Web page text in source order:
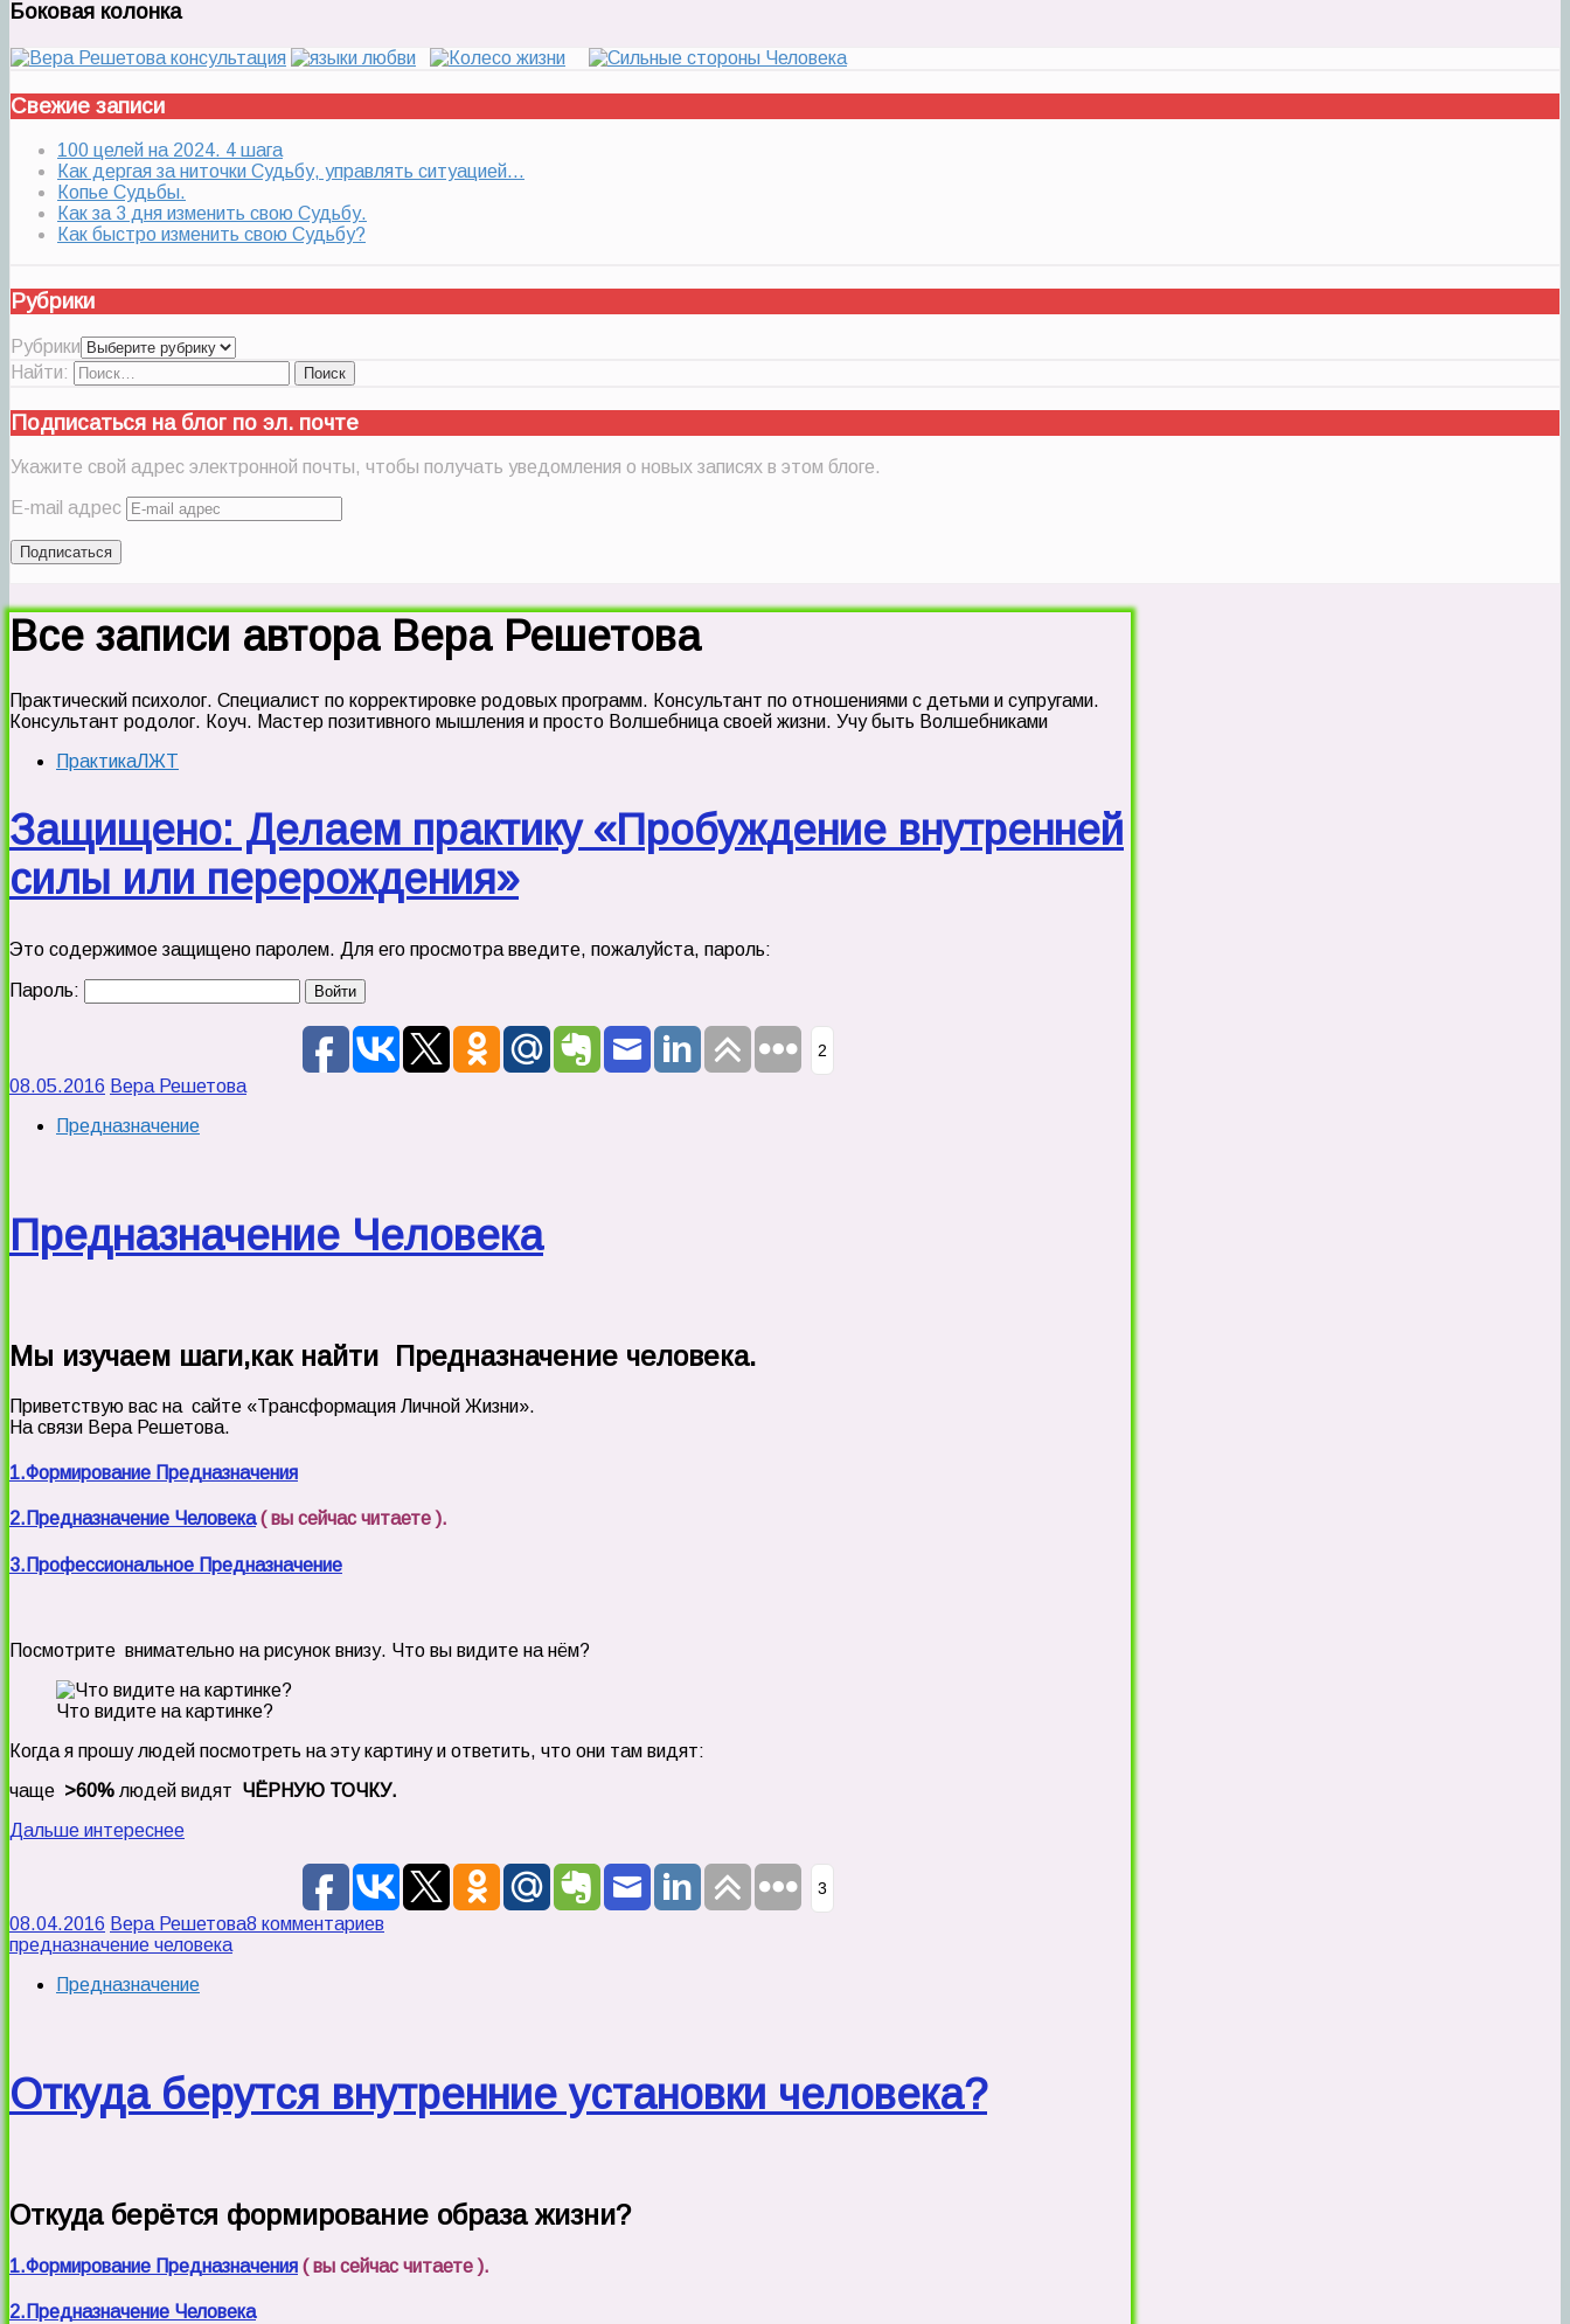
Боковая колонка
Свежие записи
100 целей на 2024. 4 шага
Как дергая за ниточки Судьбу, управлять ситуацией…
Копье Судьбы.
Как за 3 дня изменить свою Судьбу.
Как быстро изменить свою Судьбу?
Рубрики
Рубрики
Найти:
Подписаться на блог по эл. почте
Укажите свой адрес электронной почты, чтобы получать уведомления о новых записях в этом блоге.
E-mail адрес
Подписаться
Все записи автора Вера Решетова
Практический психолог. Специалист по корректировке родовых программ. Консультант по отношениями с детьми и супругами.
Консультант родолог. Коуч. Мастер позитивного мышления и просто Волшебница своей жизни. Учу быть Волшебниками
ПрактикаЛЖТ
Защищено: Делаем практику «Пробуждение внутренней
силы или перерождения»
Это содержимое защищено паролем. Для его просмотра введите, пожалуйста, пароль:
Пароль:
2
08.05.2016 Вера Решетова
Предназначение
Предназначение Человека
Мы изучаем шаги,как найти Предназначение человека.
Приветствую вас на сайте «Трансформация Личной Жизни».
На связи Вера Решетова.
1.Формирование Предназначения
2.Предназначение Человека( вы сейчас читаете ).
3.Профессиональное Предназначение
Посмотрите внимательно на рисунок внизу. Что вы видите на нём?
Что видите на картинке?
Когда я прошу людей посмотреть на эту картину и ответить, что они там видят:
чаще >60% людей видят ЧЁРНУЮ ТОЧКУ.
Дальше интереснее
3
08.04.2016 Вера Решетова8 комментариев
предназначение человека
Предназначение
Откуда берутся внутренние установки человека?
Откуда берётся формирование образа жизни?
1.Формирование Предназначения ( вы сейчас читаете ).
2.Предназначение Человека